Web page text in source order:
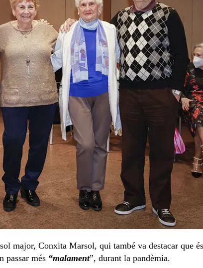
major, Conxita Marsol, qui també va destacar que
passar més “malament”, durant la pandèmia.